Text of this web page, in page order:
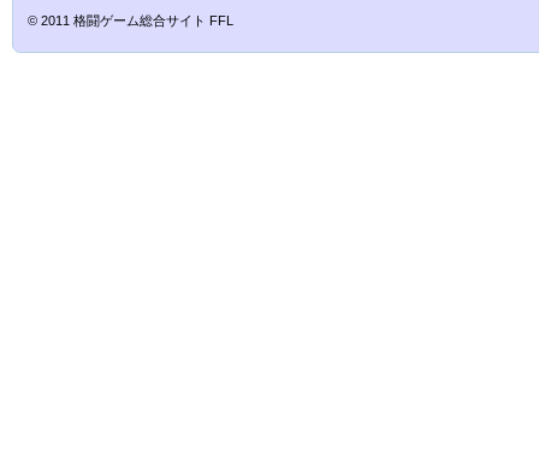
© 2011 格闘ゲーム総合サイト FFL